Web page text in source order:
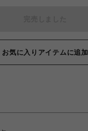
お気に入りアイテムに追加